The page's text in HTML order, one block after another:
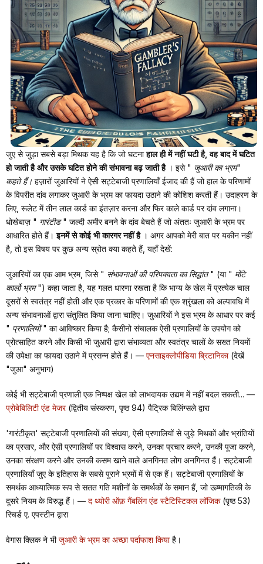
जुए से जुड़ा सबसे बड़ा मिथक यह है कि जो घटनाहाल ही में नहीं घटी है, वह बाद में घटित
हो जाती है और उसके घटित होने की संभावना बढ़ जाती है। इसे " जुआरी का भ्रम"
कहते हैं। हज़ारों जुआरियों ने ऐसी सट्टेबाजी प्रणालियाँ ईजाद की हैं जो हाल के परिणामों
के विपरीत दांव लगाकर जुआरी के भ्रम का फायदा उठाने की कोशिश करती हैं। उदाहरण के
लिए, रूलेट में तीन लाल कार्ड का इंतज़ार करना और फिर काले कार्ड पर दांव लगाना।
धोखेबाज़ " गारंटीड" जल्दी अमीर बनने के दांव बेचते हैं जो अंततः जुआरी के भ्रम पर
आधारित होते हैं।इनमें से कोई भी कारगर नहीं है। अगर आपको मेरी बात पर यकीन नहीं
है, तो इस विषय पर कुछ अन्य स्रोत क्या कहते हैं, यहाँ देखें:
जुआरियों का एक आम भ्रम, जिसे " संभावनाओं की परिपक्वता का सिद्धांत" (या " मोंटे
कार्लो भ्रम") कहा जाता है, यह गलत धारणा रखता है कि भाग्य के खेल में प्रत्येक चाल
दूसरों से स्वतंत्र नहीं होती और एक प्रकार के परिणामों की एक श्रृंखला को अल्पावधि में
अन्य संभावनाओं द्वारा संतुलित किया जाना चाहिए। जुआरियों ने इस भ्रम के आधार पर कई
" प्रणालियों" का आविष्कार किया है; कैसीनो संचालक ऐसी प्रणालियों के उपयोग को
प्रोत्साहित करने और किसी भी जुआरी द्वारा संभाव्यता और स्वतंत्र चालों के सख्त नियमों
की उपेक्षा का फायदा उठाने में प्रसन्न होते हैं। — एनसाइक्लोपीडिया ब्रिटानिका(देखें
"जुआ" अनुभाग)
कोई भी सट्टेबाजी प्रणाली एक निष्पक्ष खेल को लाभदायक उद्यम में नहीं बदल सकती... —
प्रोबेबिलिटी एंड मेजर(द्वितीय संस्करण, पृष्ठ 94) पैट्रिक बिलिंग्सले द्वारा
'गारंटीकृत' सट्टेबाजी प्रणालियों की संख्या, ऐसी प्रणालियों से जुड़े मिथकों और भ्रांतियों
का प्रसार, और ऐसी प्रणालियों पर विश्वास करने, उनका प्रचार करने, उनकी पूजा करने,
उनका संरक्षण करने और उनकी कसम खाने वाले अनगिनत लोग अनगिनत हैं। सट्टेबाजी
प्रणालियाँ जुए के इतिहास के सबसे पुराने भ्रमों में से एक हैं। सट्टेबाजी प्रणालियों के
समर्थक आध्यात्मिक रूप से सतत गति मशीनों के समर्थकों के समान हैं, जो ऊष्मागतिकी के
दूसरे नियम के विरुद्ध हैं। — द थ्योरी ऑफ़ गैंबलिंग एंड स्टैटिस्टिकल लॉजिक(पृष्ठ 53)
रिचर्ड ए. एपस्टीन द्वारा
वेगास क्लिक ने भीजुआरी के भ्रम का अच्छा पर्दाफाश कियाहै।